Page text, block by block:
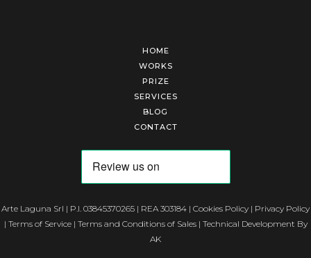
HOME
WORKS
PRIZE
SERVICES
BLOG
CONTACT
Arte Laguna Srl | P.I. 03845370265 | REA 303184 | Cookies Policy | Privacy Policy
| Terms of Service| Terms and Conditions of Sales| Technical Development By
AK